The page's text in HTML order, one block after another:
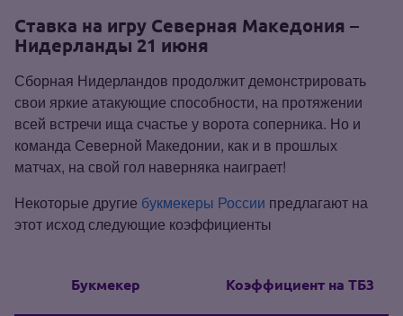
Ставка на игру Северная Македония –
Нидерланды 21 июня
Сборная Нидерландов продолжит демонстрировать
свои яркие атакующие способности, на протяжении
всей встречи ища счастье у ворота соперника. Но и
команда Северной Македонии, как и в прошлых
матчах, на свой гол наверняка наиграет!
Некоторые другие букмекеры России предлагают на
этот исход следующие коэффициенты
Букмекер Коэффициент на ТБ3